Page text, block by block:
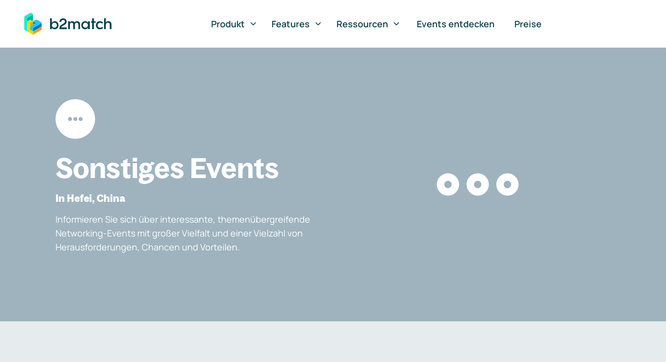
springen
Produkt
Features Ressourcen Events entdecken Preise
Sonstiges Events
In Hefei, China
Informieren Sie sich über interessante, themenübergreifende
Networking-Events mit großer Vielfalt und einer Vielzahl von
Herausforderungen, Chancen und Vorteilen.